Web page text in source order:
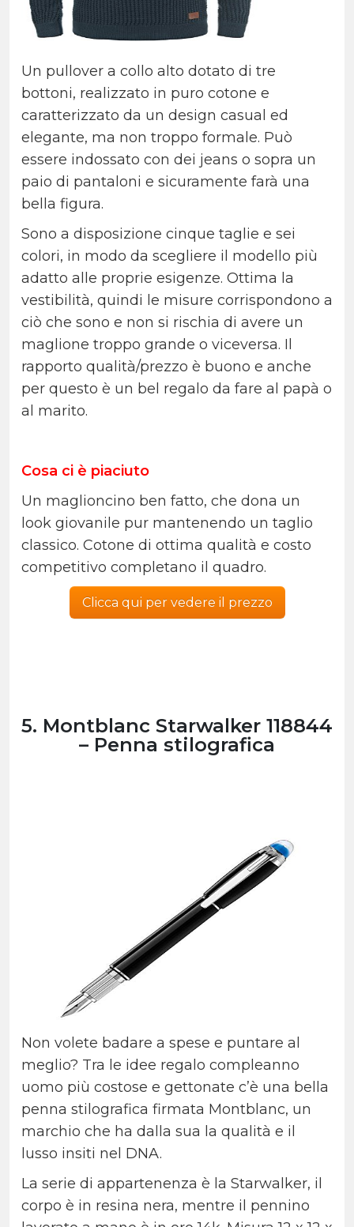
Un pullover a collo alto dotato di tre
bottoni, realizzato in puro cotone e
caratterizzato da un design casual ed
elegante, ma non troppo formale. Può
essere indossato con dei jeans o sopra un
paio di pantaloni e sicuramente farà una
bella figura.
Sono a disposizione cinque taglie e sei
colori, in modo da scegliere il modello più
adatto alle proprie esigenze. Ottima la
vestibilità, quindi le misure corrispondono a
ciò che sono e non si rischia di avere un
maglione troppo grande o viceversa. Il
rapporto qualità/prezzo è buono e anche
per questo è un bel regalo da fare al papà o
al marito.
Cosa ci è piaciuto
Un maglioncino ben fatto, che dona un
look giovanile pur mantenendo un taglio
classico. Cotone di ottima qualità e costo
competitivo completano il quadro.
Clicca qui per vedere il prezzo
5. Montblanc Starwalker 118844
– Penna stilografica
Non volete badare a spese e puntare al
meglio? Tra le idee regalo compleanno
uomo più costose e gettonate c’è una bella
penna stilografica firmata Montblanc, un
marchio che ha dalla sua la qualità e il
lusso insiti nel DNA.
La serie di appartenenza è la Starwalker, il
corpo è in resina nera, mentre il pennino